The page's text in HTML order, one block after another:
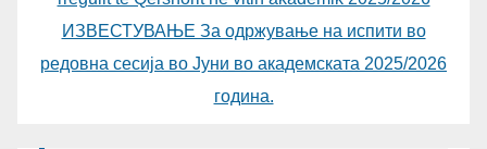
ИЗВЕСТУВАЊЕ За одржување на испити во
редовна сесија во Јуни во академската 2025/2026
година.